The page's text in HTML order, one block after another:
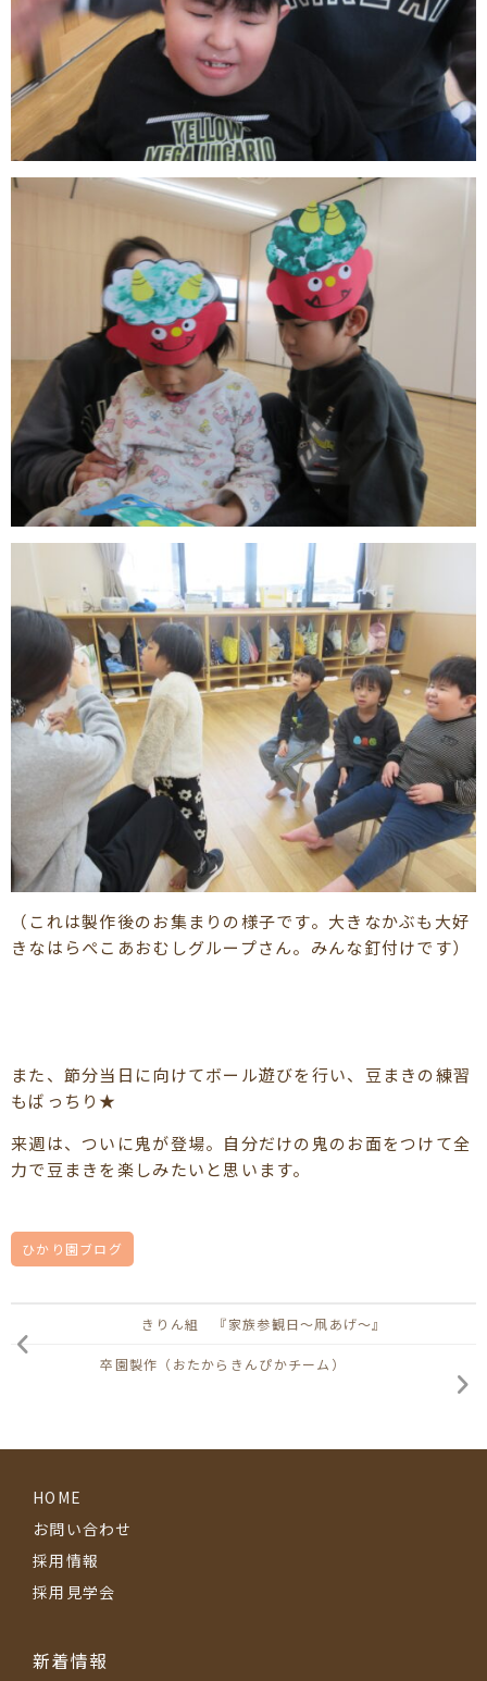
（これは製作後のお集まりの様子です。大きなかぶも大好
きなはらぺこあおむしグループさん。みんな釘付けです）
また、節分当日に向けてボール遊びを行い、豆まきの練習
もばっちり★
来週は、ついに鬼が登場。自分だけの鬼のお面をつけて全
力で豆まきを楽しみたいと思います。
ひかり園ブログ
きりん組 『家族参観日～凧あげ～』
卒園製作（おたからきんぴかチーム）
HOME
お問い合わせ
採用情報
採用見学会
新着情報